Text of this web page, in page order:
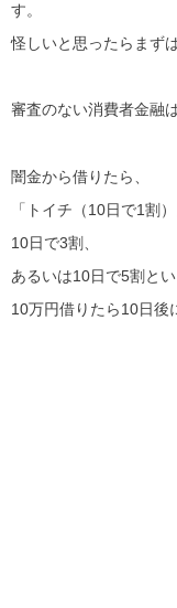
す。
怪しいと思ったらまず
審査のない消費者金融
闇金から借りたら、
「トイチ（10日で1割
10日で3割、
あるいは10日で5割と
10万円借りたら10日後